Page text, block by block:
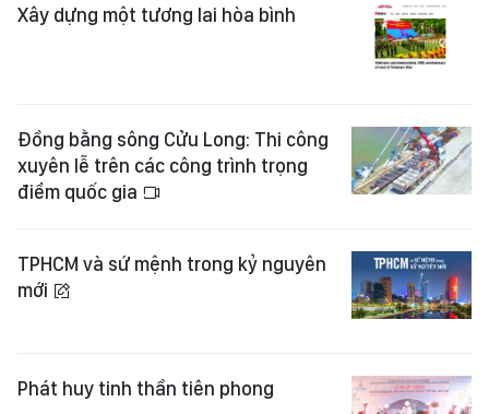
Xây dựng một tương lai hòa bình
Đồng bằng sông Cửu Long: Thi công
xuyên lễ trên các công trình trọng
điểm quốc gia
TPHCM và sứ mệnh trong kỷ nguyên
mới
Phát huy tinh thần tiên phong